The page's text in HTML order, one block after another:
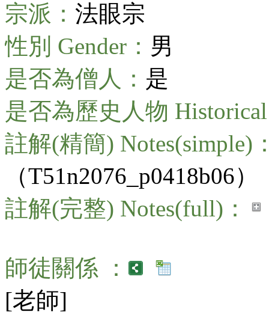
宗派： 法眼宗
性別 Gender： 男
是否為僧人： 是
是否為歷史人物 Historical
註解(精簡) Notes(simple)
（T51n2076_p0418b06）
註解(完整) Notes(full)：
師徒關係 ：
[老師]